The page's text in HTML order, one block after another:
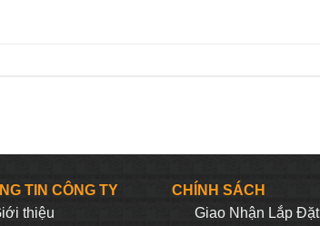
TIN CÔNG TY
thiệu
CHÍNH SÁCH
Giao Nhận Lắp Đặt